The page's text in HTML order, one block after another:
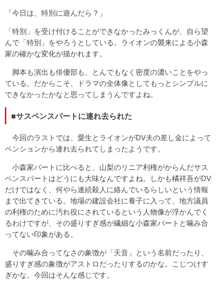
「今日は、特別に遊んだら？」
「特別」を受け付けることができなかったみっくんが、自ら望
んで「特別」をやろうとしている。ライオンの襲来による小森
家の確かな変化が描かれます。
脚本も演出も俳優部も、とんでもなく密度の濃いことをやっ
ている。だからこそ、ドラマの全体像としてもっとシンプルに
できなかったかなと思ってしまうんですよね。
■サスペンスパートに連れ去られた
今回のラストでは、愛生とライオンがDV夫の差し金によって
ペンションから連れ去られてしまったようです。
小森家パートに比べると、山梨のリニア利権がからんだサス
ペンスパートはどうにも大味なんですよね。しかも橘祥吾がDV
だけではなく、何やら連続殺人に絡んでいるらしいという情報
まで出てきている。地場の建設会社に養子に入って、地方議員
の利権のために汚れ役にされているという人物像が浮かんでく
るわけですが、その盛りすぎ感が繊細な小森家パートと噛み合
ってない印象がある。
その噛み合ってなさの象徴が「天音」という名前だったり、
盛りすぎ感の象徴がアストロだったりするのかな。こじつけす
ぎかな。今回はそんな感じです。